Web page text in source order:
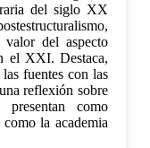
del siglo XX
del aspecto
el XXI. Destaca,
fuentes con las
reflexión sobre
como
la academia